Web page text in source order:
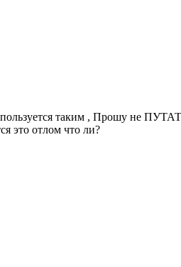
пользуется таким , Прошу не
это отлом что ли?